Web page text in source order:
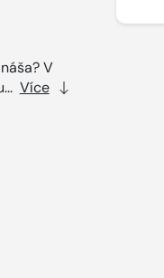
V
Více